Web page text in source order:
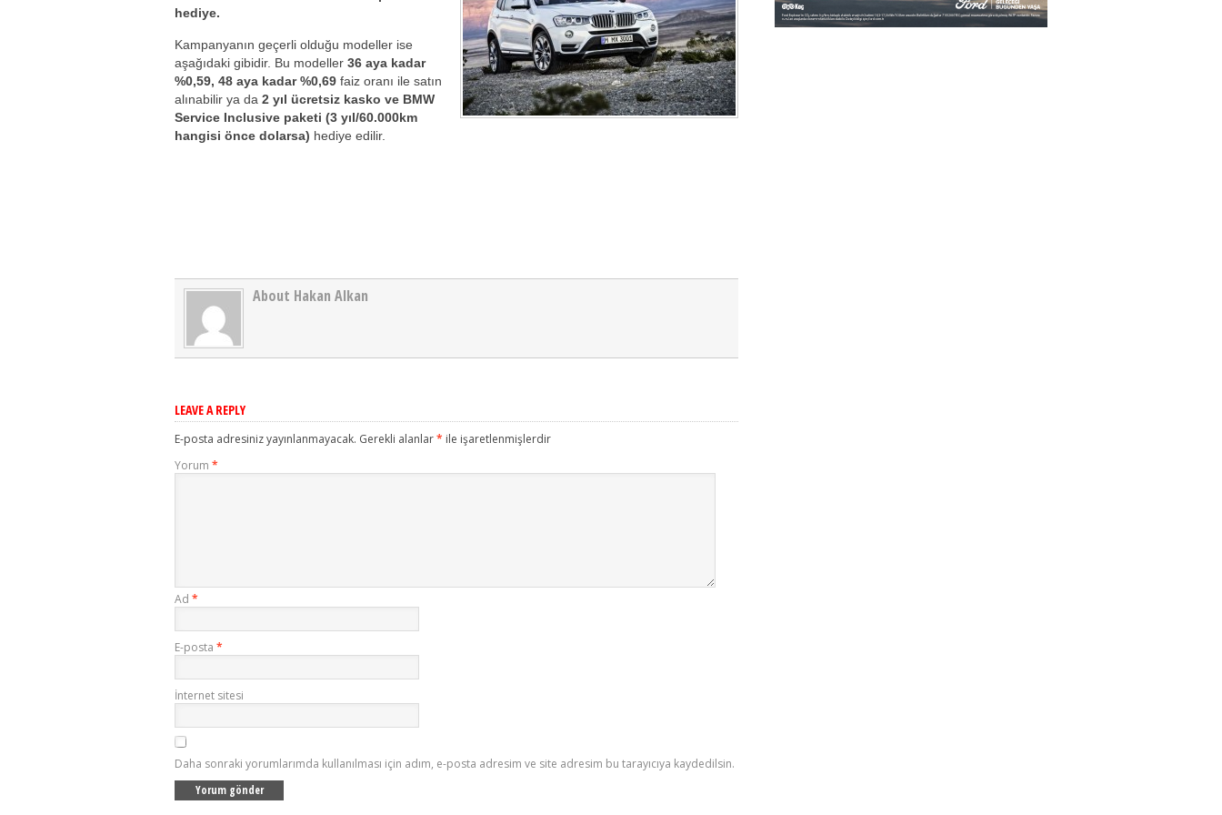
hediye.
Kampanyanın geçerli olduğu modeller ise
aşağıdaki gibidir. Bu modeller 36 aya kadar
%0,59, 48 aya kadar %0,69 faiz oranı ile satın
alınabilir ya da 2 yıl ücretsiz kasko ve BMW
Service Inclusive paketi (3 yıl/60.000km
hangisi önce dolarsa) hediye edilir.
About Hakan Alkan
LEAVE A REPLY
E-posta adresiniz yayınlanmayacak. Gerekli alanlar* ile işaretlenmişlerdir
Yorum *
Ad *
E-posta *
İnternet sitesi
Daha sonraki yorumlarımda kullanılması için adım, e-posta adresim ve site adresim bu tarayıcıya kaydedilsin.